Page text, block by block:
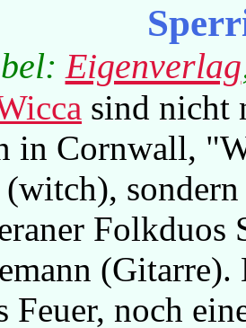
Eigenverlag
sind nicht
in Cornwall,
(witch), sondern
Folkduos
Feuer, noch